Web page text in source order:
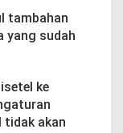
tambahan
yang sudah
ke
akan